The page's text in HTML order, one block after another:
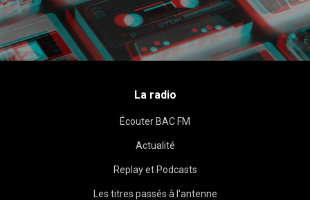
La radio
Écouter BAC FM
Actualité
Replay et Podcasts
Les titres passés à l'antenne